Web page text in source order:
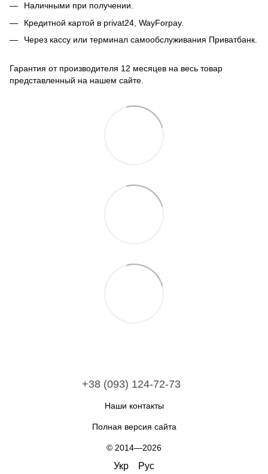
Наличными при получении.
Кредитной картой в privat24, WayForpay.
Через кассу или терминал самообслуживания Приватбанк.
Гарантия от производителя 12 месяцев на весь товар
представленный на нашем сайте.
+38 (093) 124-72-73
Наши контакты
Полная версия сайта
© 2014—2026
Укр Рус